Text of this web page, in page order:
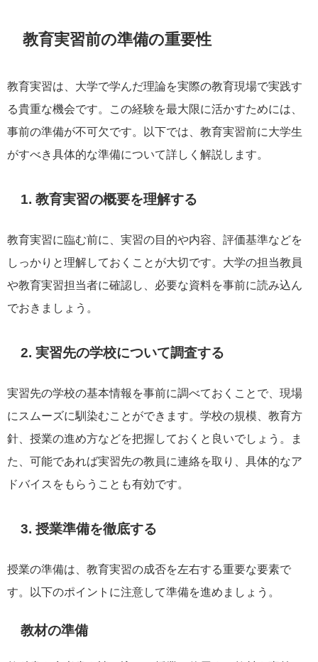
教育実習前の準備の重要性
教育実習は、大学で学んだ理論を実際の教育現場で実践す
る貴重な機会です。この経験を最大限に活かすためには、
事前の準備が不可欠です。以下では、教育実習前に大学生
がすべき具体的な準備について詳しく解説します。
1. 教育実習の概要を理解する
教育実習に臨む前に、実習の目的や内容、評価基準などを
しっかりと理解しておくことが大切です。大学の担当教員
や教育実習担当者に確認し、必要な資料を事前に読み込ん
でおきましょう。
2. 実習先の学校について調査する
実習先の学校の基本情報を事前に調べておくことで、現場
にスムーズに馴染むことができます。学校の規模、教育方
針、授業の進め方などを把握しておくと良いでしょう。ま
た、可能であれば実習先の教員に連絡を取り、具体的なア
ドバイスをもらうことも有効です。
3. 授業準備を徹底する
授業の準備は、教育実習の成否を左右する重要な要素で
す。以下のポイントに注意して準備を進めましょう。
教材の準備